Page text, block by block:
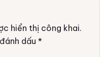
hiển thị công khai.
dấu *